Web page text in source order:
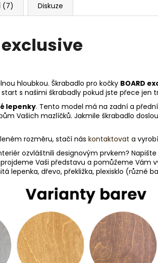
(7) Diskuze
hloubkou. Škrabadlo pro kočky BOARD
s našimi škrabadly pokud jste přece jen
lepenky. Tento model má na zadní a
Vašich mazlíčků. Jakmile škrabadlo
rozměru, stačí nás kontaktovat a
ozvláštnili designovým prvkem?
projdeme Vaši představu a pomůžeme
dřevo, překližka, plexisklo (různé